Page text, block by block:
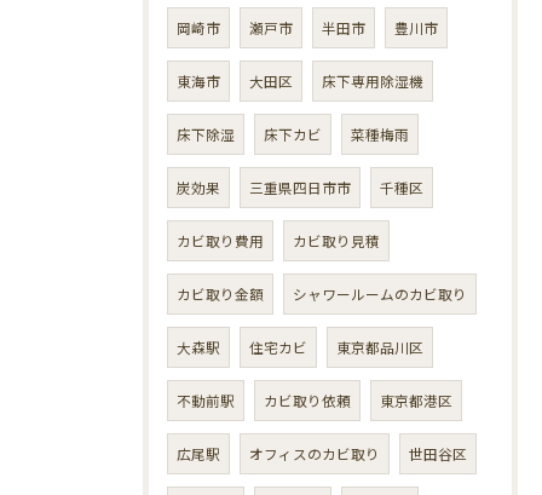
岡崎市 瀬戸市 半田市 豊川市
東海市 大田区 床下専用除湿機
床下除湿 床下カビ 菜種梅雨
炭効果 三重県四日市市 千種区
カビ取り費用 カビ取り見積
カビ取り金額 シャワールームのカビ取り
大森駅 住宅カビ 東京都品川区
不動前駅 カビ取り依頼 東京都港区
広尾駅 オフィスのカビ取り 世田谷区